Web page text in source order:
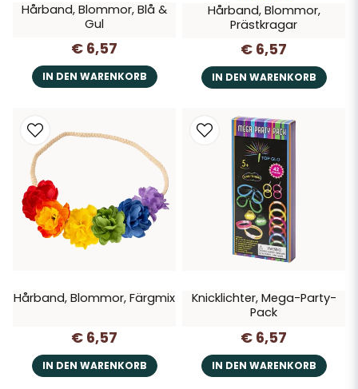
Hårband, Blommor, Blå &
Gul
€ 6,57
IN DEN WARENKORB
Hårband, Blommor,
Prästkragar
€ 6,57
IN DEN WARENKORB
Hårband, Blommor, Färgmix
€ 6,57
IN DEN WARENKORB
Knicklichter, Mega-Party-
Pack
€ 6,57
IN DEN WARENKORB